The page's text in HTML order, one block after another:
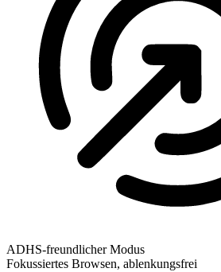
ADHS-freundlicher Modus
Fokussiertes Browsen, ablenkungsfrei